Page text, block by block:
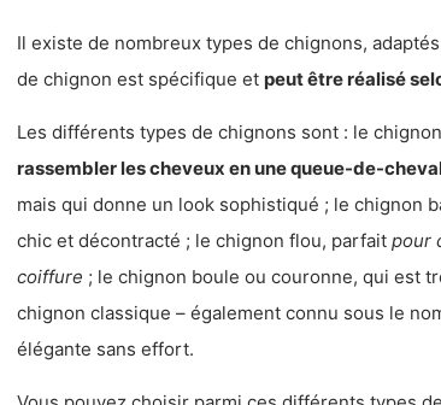
Il existe de nombreux types de chignons,
de chignon est spécifique et peut être réalisé
Les différents types de chignons sont : le
rassembler les cheveux en une queue-de-
mais qui donne un look sophistiqué ; le chignon
chic et décontracté ; le chignon flou, parfait pour
coiffure ; le chignon boule ou couronne, qui est
chignon classique – également connu sous le
élégante sans effort.